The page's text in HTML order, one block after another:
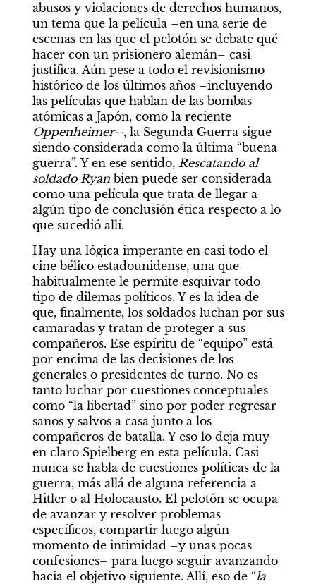
abusos y violaciones de derechos humanos,
un tema que la película –en una serie de
escenas en las que el pelotón se debate qué
hacer con un prisionero alemán– casi
justifica. Aún pese a todo el revisionismo
histórico de los últimos años –incluyendo
las películas que hablan de las bombas
atómicas a Japón, como la reciente
Oppenheimer--, la Segunda Guerra sigue
siendo considerada como la última “buena
guerra”. Y en ese sentido, Rescatando al
soldado Ryan bien puede ser considerada
como una película que trata de llegar a
algún tipo de conclusión ética respecto a lo
que sucedió allí.
Hay una lógica imperante en casi todo el
cine bélico estadounidense, una que
habitualmente le permite esquivar todo
tipo de dilemas políticos. Y es la idea de
que, finalmente, los soldados luchan por sus
camaradas y tratan de proteger a sus
compañeros. Ese espíritu de “equipo” está
por encima de las decisiones de los
generales o presidentes de turno. No es
tanto luchar por cuestiones conceptuales
como “la libertad” sino por poder regresar
sanos y salvos a casa junto a los
compañeros de batalla. Y eso lo deja muy
en claro Spielberg en esta película. Casi
nunca se habla de cuestiones políticas de la
guerra, más allá de alguna referencia a
Hitler o al Holocausto. El pelotón se ocupa
de avanzar y resolver problemas
específicos, compartir luego algún
momento de intimidad –y unas pocas
confesiones– para luego seguir avanzando
hacia el objetivo siguiente. Allí, eso de “la